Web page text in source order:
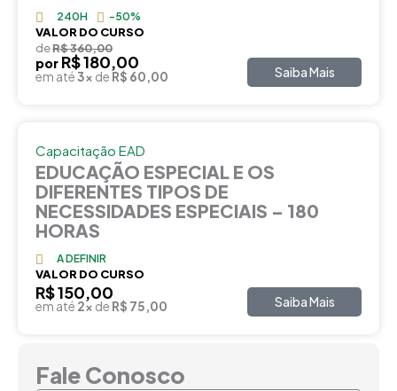
240H -50%
VALOR DO CURSO
deR$ 360,00
por R$ 180,00
em até3x de R$ 60,00 Saiba Mais
Capacitação EAD
EDUCAÇÃO ESPECIAL E OS
DIFERENTES TIPOS DE
NECESSIDADES ESPECIAIS – 180
HORAS
A DEFINIR
VALOR DO CURSO
R$ 150,00
em até 2x de R$ 75,00 Saiba Mais
Fale Conosco